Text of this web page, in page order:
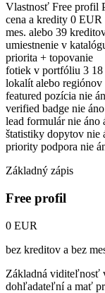
Vlastnosť Free profil
cena a kredity 0 EUR
mes. alebo 39
umiestnenie v
priorita + topovanie
fotiek v portfóliu 3 18
lokalít alebo regiónov
featured pozícia nie
verified badge nie áno
lead formulár nie áno
štatistiky dopytov nie
priority podpora nie
Základný zápis
Free profil
0 EUR
bez kreditov a bez
Základná viditeľnosť
dohľadateľní a mať